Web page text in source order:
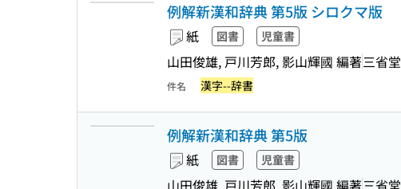
例解新漢和辞典 第5版 シロクマ版
紙 図書 児童書
山田俊雄, 戸川芳郎, 影山輝國 編著三省堂
件名 漢字--辞書
例解新漢和辞典 第5版
紙 図書 児童書
山田俊雄, 戸川芳郎, 影山輝國 編著三省堂